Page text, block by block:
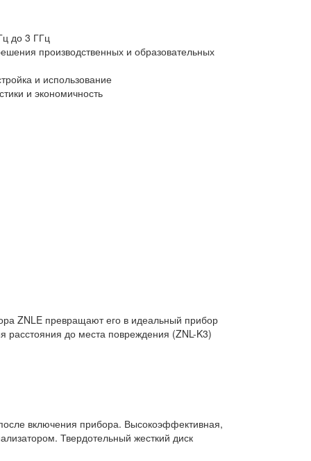
до 3 ГГц
производственных и образовательных
и использование
и экономичность
ZNLE превращают его в идеальный прибор
до места повреждения (ZNL-K3)
включения прибора. Высокоэффективная,
Твердотельный жесткий диск